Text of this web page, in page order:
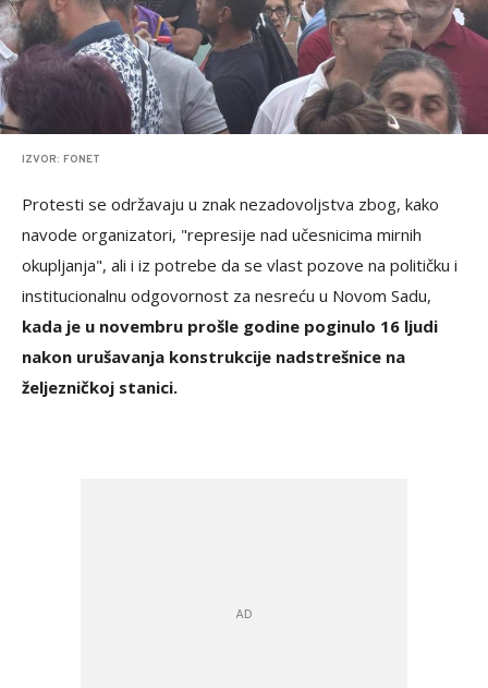
IZVOR: FONET
Protesti se održavaju u znak nezadovoljstva zbog, kako
navode organizatori, "represije nad učesnicima mirnih
okupljanja", ali i iz potrebe da se vlast pozove na političku i
institucionalnu odgovornost za nesreću u Novom Sadu,
kada je u novembru prošle godine poginulo 16 ljudi
nakon urušavanja konstrukcije nadstrešnice na
željezničkoj stanici.